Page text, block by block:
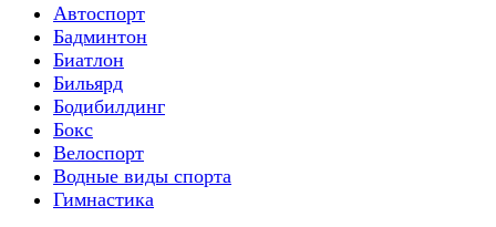
Автоспорт
Бадминтон
Биатлон
Бильярд
Бодибилдинг
Бокс
Велоспорт
Водные виды спорта
Гимнастика